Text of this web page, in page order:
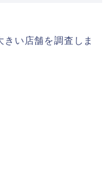
い店舗を調査しま